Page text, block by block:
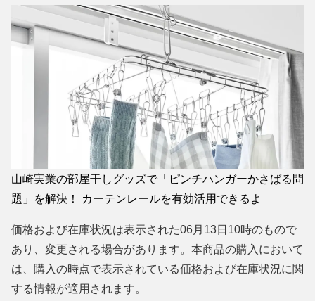
山崎実業の部屋干しグッズで「ピンチハンガーかさばる問
題」を解決！ カーテンレールを有効活用できるよ
価格および在庫状況は表示された06月13日10時のもので
あり、変更される場合があります。本商品の購入において
は、購入の時点で表示されている価格および在庫状況に関
する情報が適用されます。